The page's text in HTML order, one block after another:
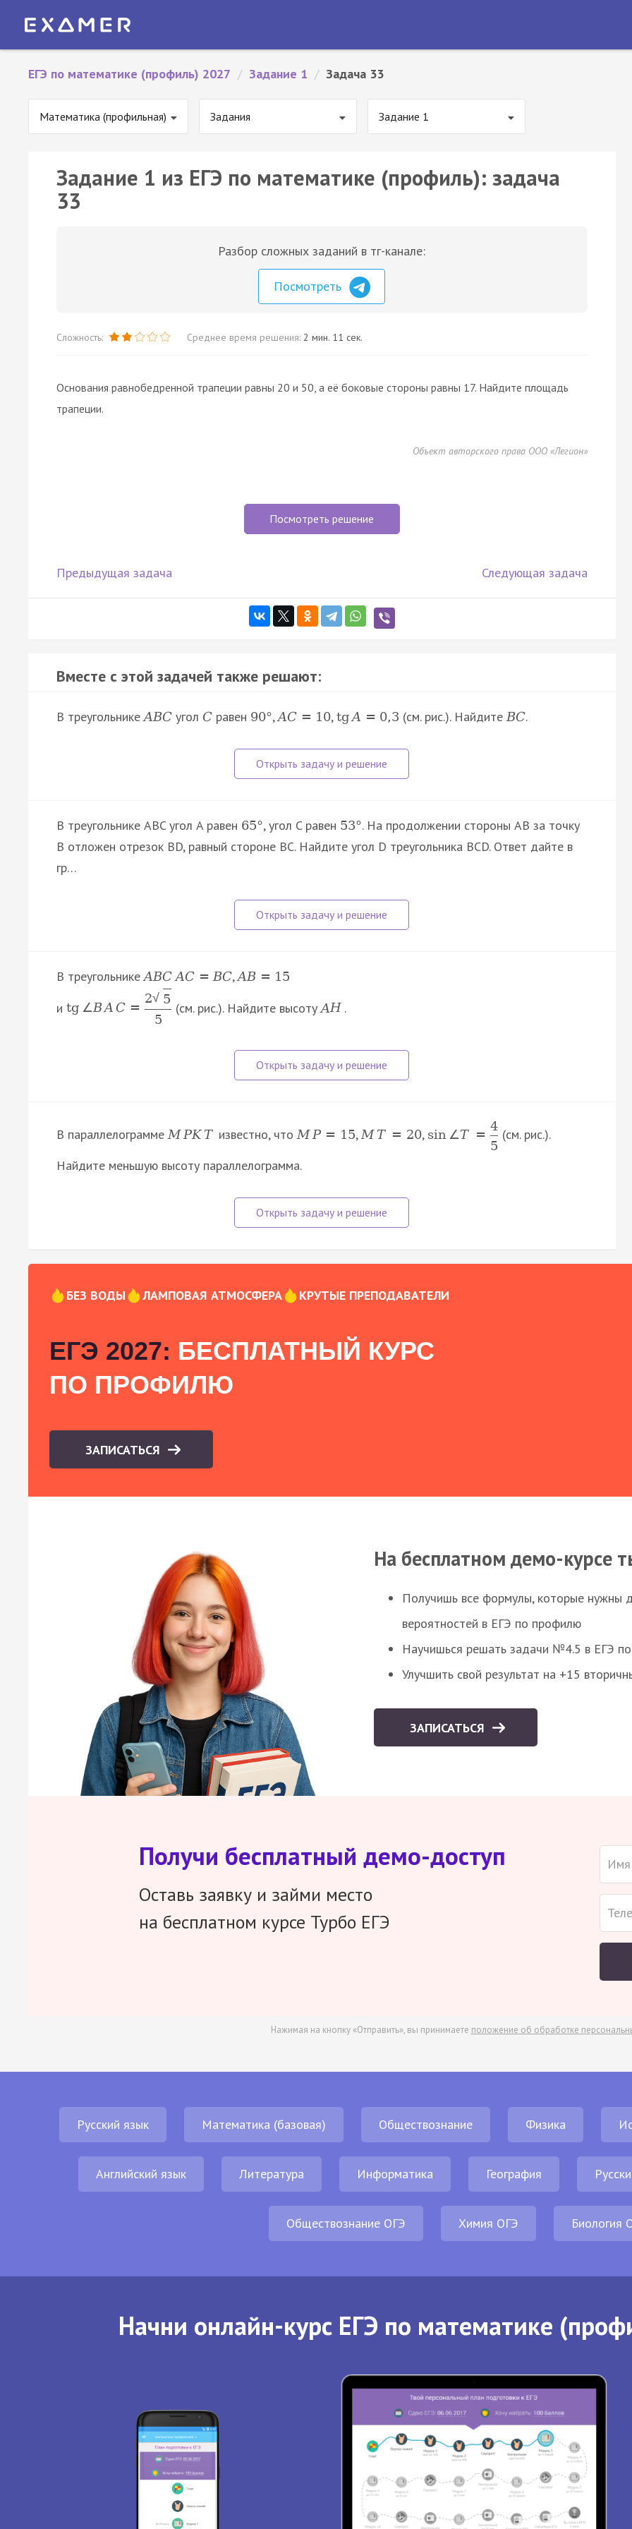
ЕГЭ по математике (профиль) 2027 / Задание 1 / Задача 33
Математика (профильная) Задания Задание 1
Задание 1 из ЕГЭ по математике (профиль): задача
33
Разбор сложных заданий в тг-канале:
Посмотреть
Сложность: Среднее время решения: 2 мин. 11 сек.
Основания равнобедренной трапеции равны 20 и 50, а её боковые стороны равны 17. Найдите площадь
трапеции.
Объект авторского права ООО «Легион»
Посмотреть решение
Предыдущая задача Следующая задача
Вместе с этой задачей также решают:
В треугольникеABC угол C равен 90°,AC = 10,tg A = 0,3 (см. рис.). НайдитеBC.
В треугольнике ABC угол A равен 65°, угол C равен 53°. На продолжении стороны AB за точку
B отложен отрезок BD, равный стороне BC. Найдите угол D треугольника BCD. Ответ дайте в
гр…
В треугольникеABC AC = BC,AB = 15
и tg ∠BA C =
2√ 5
5
(см. рис.). Найдите высотуAH .
В параллелограммеM PK T известно, чтоM P = 15,M T = 20, sin ∠T =
4
5
(см. рис.).
Найдите меньшую высоту параллелограмма.
БЕЗ ВОДЫ ЛАМПОВАЯ АТМОСФЕРА КРУТЫЕ ПРЕПОДАВАТЕЛИ
ЕГЭ 2027: БЕСПЛАТНЫЙ КУРС
ПО ПРОФИЛЮ
ЗАПИСАТЬСЯ
На бесплатном демо-курсе
Получишь все формулы, которые
вероятностей в ЕГЭ по профилю
Научишься решать задачи №4.5 в ЕГЭ
Улучшить свой результат на +15
ЗАПИСАТЬСЯ
Получи бесплатный демо-доступ
Оставь заявку и займи место
на бесплатном курсе Турбо ЕГЭ
Нажимая на кнопку «Отправить», вы принимаете положение об обработке
Русский язык Математика (базовая) Обществознание Физика
Английский язык Литература Информатика География
Обществознание ОГЭ Химия ОГЭ Биология
Начни онлайн-курс ЕГЭ по математике